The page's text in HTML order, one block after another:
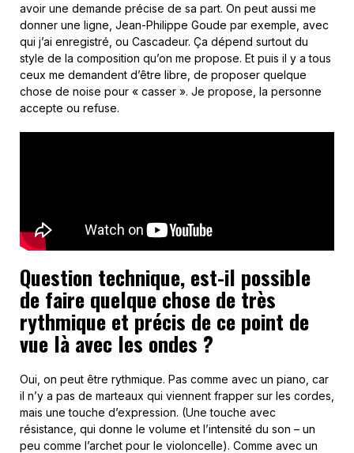
avoir une demande précise de sa part. On peut aussi me
donner une ligne, Jean-Philippe Goude par exemple, avec
qui j’ai enregistré, ou Cascadeur. Ça dépend surtout du
style de la composition qu’on me propose. Et puis il y a tous
ceux me demandent d’être libre, de proposer quelque
chose de noise pour « casser ». Je propose, la personne
accepte ou refuse.
Question technique, est-il possible
de faire quelque chose de très
rythmique et précis de ce point de
vue là avec les ondes ?
Oui, on peut être rythmique. Pas comme avec un piano, car
il n’y a pas de marteaux qui viennent frapper sur les cordes,
mais une touche d’expression. (Une touche avec
résistance, qui donne le volume et l’intensité du son – un
peu comme l’archet pour le violoncelle). Comme avec un